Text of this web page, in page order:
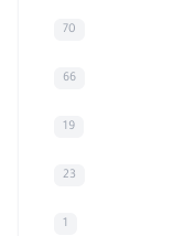
70
66
19
23
1